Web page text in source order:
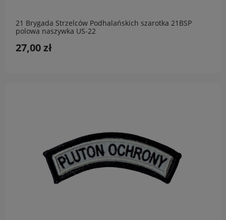
21 Brygada Strzelców Podhalańskich szarotka 21BSP
polowa naszywka US-22
27,00 zł